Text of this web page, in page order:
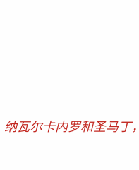
瓦尔卡内罗和圣马丁